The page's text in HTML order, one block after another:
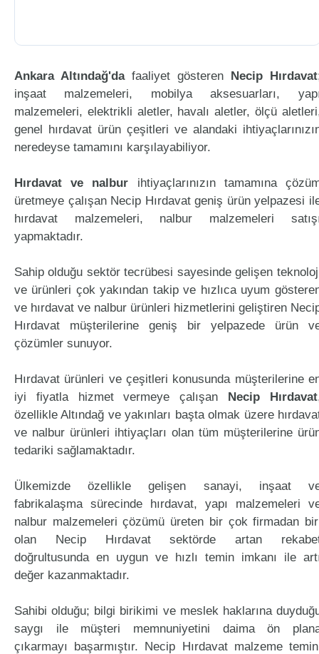
Ankara Altındağ'dafaaliyet gösteren Necip Hırdavat
inşaat malzemeleri, mobilya aksesuarları,
malzemeleri, elektrikli aletler, havalı aletler, ölçü
genel hırdavat ürün çeşitleri ve alandaki
neredeyse tamamını karşılayabiliyor.
Hırdavat ve nalbur ihtiyaçlarınızın tamamına
üretmeye çalışan Necip Hırdavat geniş ürün yelpazesi
hırdavat malzemeleri, nalbur malzemeleri
yapmaktadır.
Sahip olduğu sektör tecrübesi sayesinde gelişen
ve ürünleri çok yakından takip ve hızlıca uyum
ve hırdavat ve nalbur ürünleri hizmetlerini geliştiren
Hırdavat müşterilerine geniş bir yelpazede ürün
çözümler sunuyor.
Hırdavat ürünleri ve çeşitleri konusunda müşterilerine
iyi fiyatla hizmet vermeye çalışan Necip Hırdavat
özellikle Altındağ ve yakınları başta olmak üzere
ve nalbur ürünleri ihtiyaçları olan tüm müşterilerine
tedariki sağlamaktadır.
Ülkemizde özellikle gelişen sanayi, inşaat
fabrikalaşma sürecinde hırdavat, yapı malzemeleri
nalbur malzemeleri çözümü üreten bir çok firmadan
olan Necip Hırdavat sektörde artan
doğrultusunda en uygun ve hızlı temin imkanı ile
değer kazanmaktadır.
Sahibi olduğu; bilgi birikimi ve meslek haklarına
saygı ile müşteri memnuniyetini daima ön
çıkarmayı başarmıştır. Necip Hırdavat malzeme